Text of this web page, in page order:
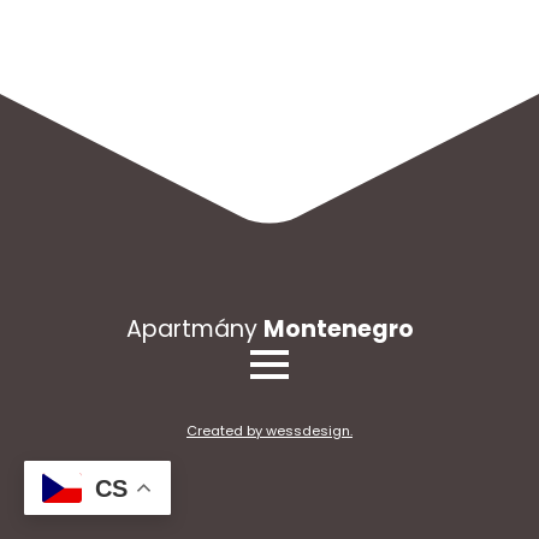
Apartmány Montenegro
Created by wessdesign.
CS